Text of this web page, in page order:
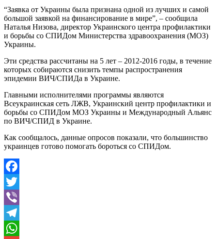
“Заявка от Украины была признана одной из лучших и самой
большой заявкой на финансирование в мире”, – сообщила
Наталья Низова, директор Украинского центра профилактики
и борьбы со СПИДом Министерства здравоохранения (МОЗ)
Украины.
Эти средства рассчитаны на 5 лет – 2012-2016 годы, в течение
которых собираются снизить темпы распространения
эпидемии ВИЧ/СПИДа в Украине.
Главными исполнителями программы являются
Всеукраинская сеть ЛЖВ, Украинский центр профилактики и
борьбы со СПИДом МОЗ Украины и Международный Альянс
по ВИЧ/СПИД в Украине.
Как сообщалось, данные опросов показали, что большинство
украинцев готово помогать бороться со СПИДом.
Facebook
Twitter
Viber
Telegram